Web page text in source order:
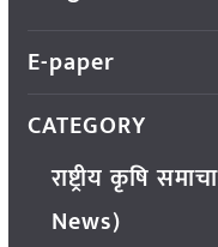
E-paper
CATEGORY
राष्ट्रीय कृषि
News)